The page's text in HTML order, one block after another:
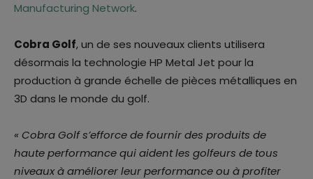
Manufacturing Network.
Cobra Golf, un de ses nouveaux clients utilisera
désormais la technologie HP Metal Jet pour la
production à grande échelle de pièces métalliques en
3D dans le monde du golf.
« Cobra Golf s’efforce de fournir des produits de
haute performance qui aident les golfeurs de tous
niveaux à améliorer leur performance ou à profiter